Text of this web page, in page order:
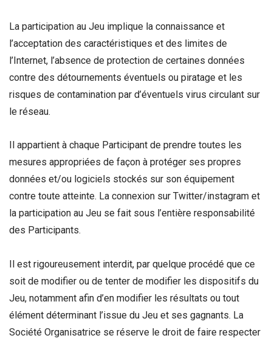
La participation au Jeu implique la connaissance et
l’acceptation des caractéristiques et des limites de
l’Internet, l’absence de protection de certaines données
contre des détournements éventuels ou piratage et les
risques de contamination par d’éventuels virus circulant sur
le réseau.
Il appartient à chaque Participant de prendre toutes les
mesures appropriées de façon à protéger ses propres
données et/ou logiciels stockés sur son équipement
contre toute atteinte. La connexion sur Twitter/instagram et
la participation au Jeu se fait sous l’entière responsabilité
des Participants.
Il est rigoureusement interdit, par quelque procédé que ce
soit de modifier ou de tenter de modifier les dispositifs du
Jeu, notamment afin d’en modifier les résultats ou tout
élément déterminant l’issue du Jeu et ses gagnants. La
Société Organisatrice se réserve le droit de faire respecter